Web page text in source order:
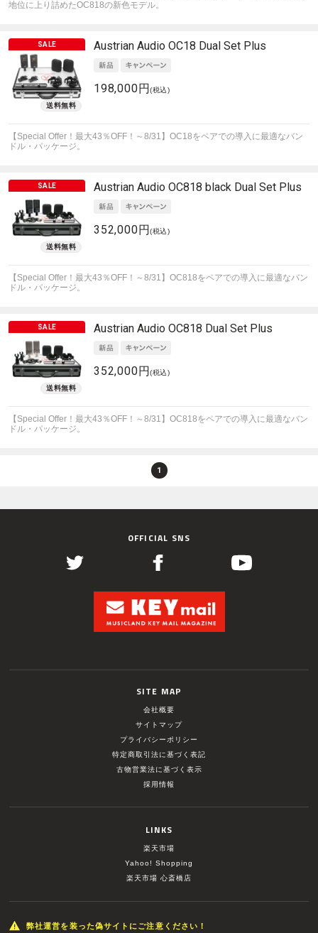
地位に上り詰めたOC818の新色モデル。
Austrian Audio OC18 Dual Set Plus
198,000円(税込)
【Special Offer！最大43％OFF！～8/31】OC18をペアでの導入に最適なバン
ドル・パッケージ。
Austrian Audio OC818 black Dual Set Plus
352,000円(税込)
【Special Offer！最大43％OFF！～8/31】OC818をペアでの導入に最適なバン
ドル・パッケージ。
Austrian Audio OC818 Dual Set Plus
352,000円(税込)
【Special Offer！最大43％OFF！～8/31】OC818をペアでの導入に最適なバン
ドル・パッケージ。
1
OFFICIAL SNS
SITE MAP
会社概要
サイトマップ
プライバシーポリシー
特定商取引法に基づく表記
古物営業法に基づく表示
採用情報
LINKS
楽天市場
Yahoo! Shopping
楽天市場 心斎橋店
弊社運営を装った偽サイトにご注意ください！